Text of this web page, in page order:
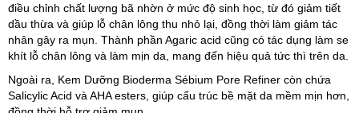
điều chỉnh chất lượng bã nhờn ở mức độ sinh học, từ đó giảm tiết
dầu thừa và giúp lỗ chân lông thu nhỏ lại, đồng thời làm giảm tác
nhân gây ra mụn. Thành phần Agaric acid cũng có tác dụng làm se
khít lỗ chân lông và làm mịn da, mang đến hiệu quả tức thì trên da.
Ngoài ra, Kem Dưỡng Bioderma Sébium Pore Refiner còn chứa
Salicylic Acid và AHA esters, giúp cấu trúc bề mặt da mềm mịn hơn,